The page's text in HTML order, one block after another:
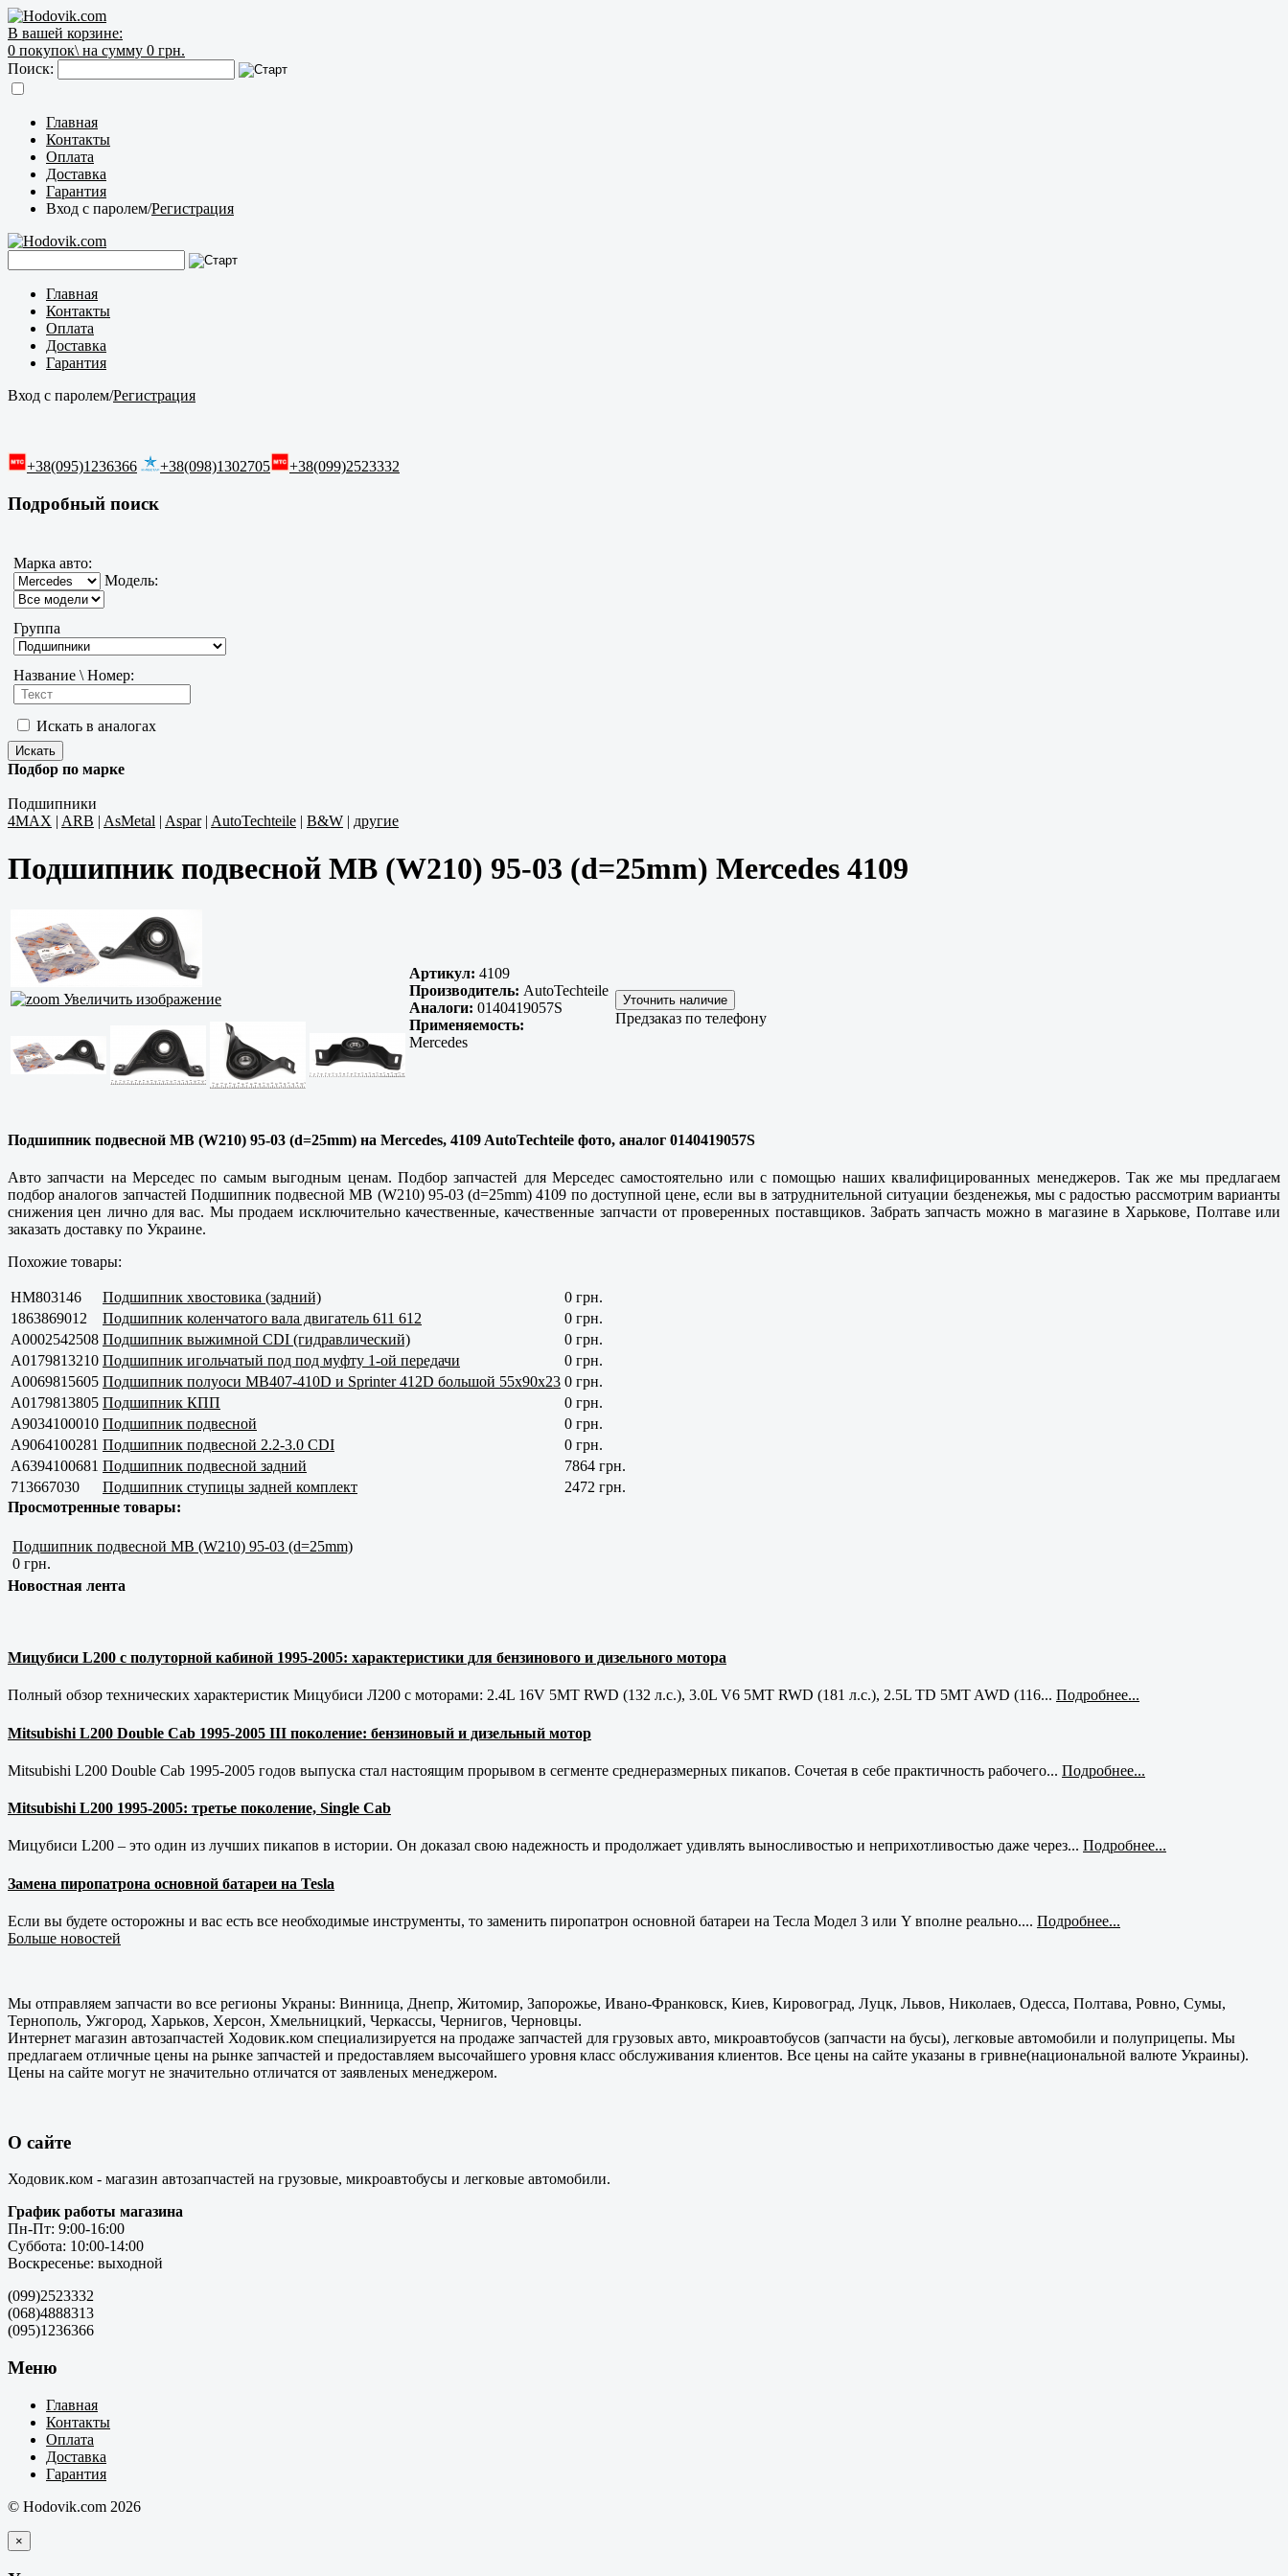
В вашей корзине:
0 покупок\ на сумму 0 грн.
Поиск:
Главная
Контакты
Оплата
Доставка
Гарантия
Вход с паролем/Регистрация
Главная
Контакты
Оплата
Доставка
Гарантия
Вход с паролем/Регистрация
+38(095)1236366 +38(098)1302705 +38(099)2523332
Подробный поиск
Марка авто:
Модель:
Группа
Название \ Номер:
Искать в аналогах
Подбор по марке
Подшипники
4MAX | ARB | AsMetal | Aspar| AutoTechteile | B&W | другие
Подшипник подвесной MB (W210) 95-03 (d=25mm) Mercedes 4109
Увеличить изображение
Артикул: 4109
Производитель: AutoTechteile
Аналоги: 0140419057S
Применяемость:
Mercedes
Предзаказ по телефону
Подшипник подвесной MB (W210) 95-03 (d=25mm) на Mercedes, 4109 AutoTechteile фото, аналог 0140419057S
Авто запчасти на Мерседес по самым выгодным ценам. Подбор запчастей для Мерседес самостоятельно или с помощью наших квалифицированных менеджеров. Так же мы предлагаем
подбор аналогов запчастей Подшипник подвесной MB (W210) 95-03 (d=25mm) 4109 по доступной цене, если вы в затруднительной ситуации безденежья, мы с радостью рассмотрим варианты
снижения цен лично для вас. Мы продаем исключительно качественные,качественные запчасти от проверенных поставщиков. Забрать запчасть можно в магазине в Харькове, Полтавеили
заказать доставку по Украине.
Похожие товары:
HM803146 Подшипник хвостовика (задний)
0 грн.
1863869012
Подшипник коленчатого вала двигатель 611 612
0 грн.
A0002542508 Подшипник выжимной CDI (гидравлический)
0 грн.
A0179813210 Подшипник игольчатый под под муфту 1-ой передачи
0 грн.
A0069815605 Подшипник полуоси MB407-410D и Sprinter 412D большой 55x90x23 0 грн.
A0179813805 Подшипник КПП
0 грн.
A9034100010 Подшипник подвесной
0 грн.
A9064100281 Подшипник подвесной 2.2-3.0 CDI
0 грн.
A6394100681 Подшипник подвесной задний
7864 грн.
713667030
Подшипник ступицы задней комплект
2472 грн.
Просмотренные товары:
Подшипник подвесной MB (W210) 95-03 (d=25mm)
0 грн.
Новостная лента
Мицубиси L200 с полуторной кабиной 1995-2005: характеристики для бензинового и дизельного мотора
Полный обзор технических характеристик Мицубиси Л200 с моторами: 2.4L 16V 5MT RWD (132 л.с.), 3.0L V6 5MT RWD (181 л.с.), 2.5L TD 5MT AWD (116... Подробнее...
Mitsubishi L200 Double Cab 1995-2005 III поколение: бензиновый и дизельный мотор
Mitsubishi L200 Double Cab 1995-2005 годов выпуска стал настоящим прорывом в сегменте среднеразмерных пикапов. Сочетая в себе практичность рабочего... Подробнее...
Mitsubishi L200 1995-2005: третье поколение, Single Cab
Мицубиси L200 – это один из лучших пикапов в истории. Он доказал свою надежность и продолжает удивлять выносливостью и неприхотливостью даже через... Подробнее...
Замена пиропатрона основной батареи на Tesla
Если вы будете осторожны и вас есть все необходимые инструменты, то заменить пиропатрон основной батареи на Тесла Модел 3 или Y вполне реально.... Подробнее...
Больше новостей
Мы отправляем запчасти во все регионы Украны: Винница, Днепр, Житомир, Запорожье, Ивано-Франковск, Киев, Кировоград, Луцк, Львов, Николаев, Одесса, Полтава, Ровно, Сумы,
Тернополь, Ужгород, Харьков, Херсон, Хмельницкий, Черкассы, Чернигов, Черновцы.
Интернет магазин автозапчастей Ходовик.ком специализируется на продаже запчастей для грузовых авто, микроавтобусов (запчасти на бусы), легковые автомобили и полуприцепы. Мы
предлагаем отличные цены на рынке запчастей и предоставляем высочайшего уровня класс обслуживания клиентов. Все цены на сайте указаны в гривне(национальной валюте Украины).
Цены на сайте могут не значительно отличатся от заявленых менеджером.
О сайте
Ходовик.ком - магазин автозапчастей на грузовые, микроавтобусы и легковые автомобили.
График работы магазина
Пн-Пт: 9:00-16:00
Суббота: 10:00-14:00
Воскресенье: выходной
(099)2523332
(068)4888313
(095)1236366
Меню
Главная
Контакты
Оплата
Доставка
Гарантия
© Hodovik.com 2026
×